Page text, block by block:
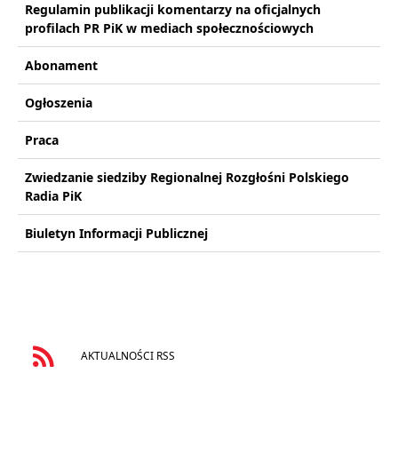
Regulamin publikacji komentarzy na oficjalnych
profilach PR PiK w mediach społecznościowych
Abonament
Ogłoszenia
Praca
Zwiedzanie siedziby Regionalnej Rozgłośni Polskiego
Radia PiK
Biuletyn Informacji Publicznej
AKTUALNOŚCI RSS